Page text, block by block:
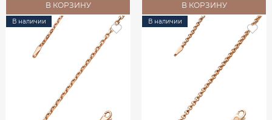
В КОРЗИНУ В КОРЗИНУ
В наличии В наличии